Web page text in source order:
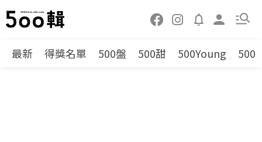
最新 得獎名單 500盤 500甜 500Young 500